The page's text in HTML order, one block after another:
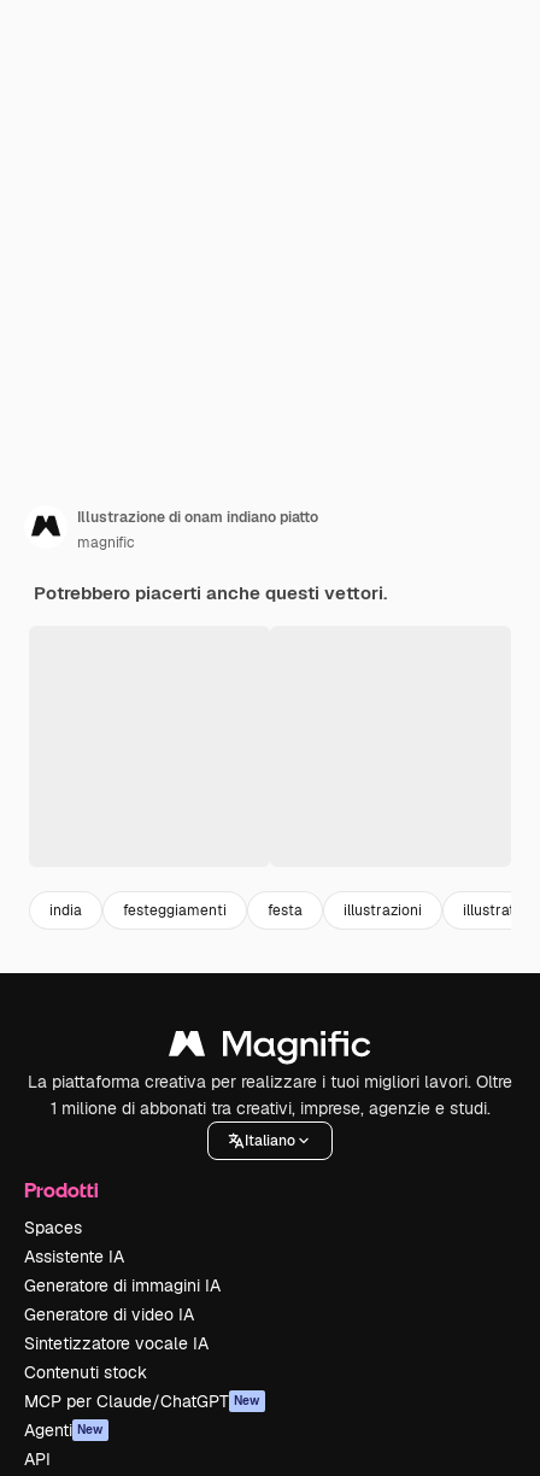
Illustrazione di onam indiano piatto
magnific
Potrebbero piacerti anche questi vettori.
india festeggiamenti festa illustrazioni illustration
La piattaforma creativa per realizzare i tuoi migliori lavori. Oltre
1 milione di abbonati tra creativi, imprese, agenzie e studi.
Italiano
Prodotti
Spaces
Assistente IA
Generatore di immagini IA
Generatore di video IA
Sintetizzatore vocale IA
Contenuti stock
MCP per Claude/ChatGPT New
Agenti New
API